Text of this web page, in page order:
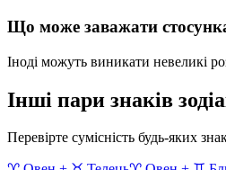
Що може заважати
Іноді можуть виникати невеликі
Інші пари знаків
Перевірте сумісність будь-яких